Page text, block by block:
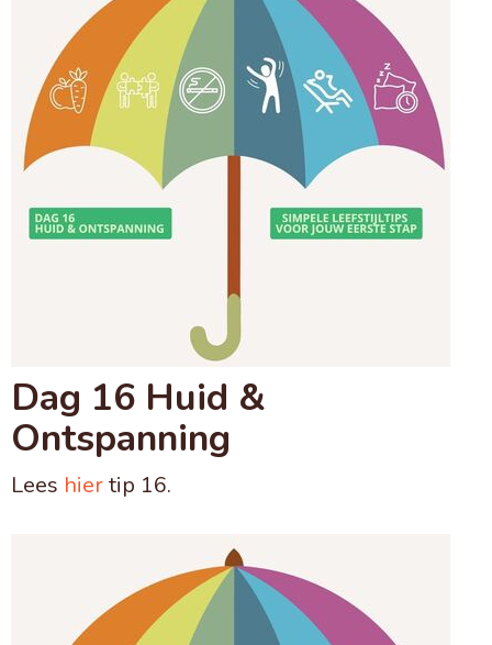
Dag 16 Huid &
Ontspanning
Lees hiertip 16.